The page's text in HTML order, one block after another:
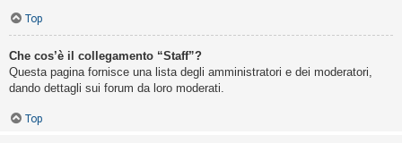
Top
Che cos’è il collegamento “Staff”?
Questa pagina fornisce una lista degli amministratori e dei moderatori,
dando dettagli sui forum da loro moderati.
Top